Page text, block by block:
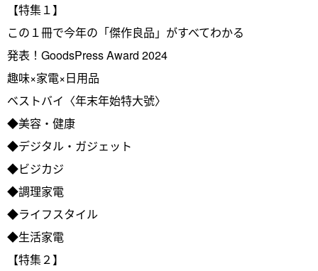
【特集１】
この１冊で今年の「傑作良品」がすべてわかる
発表！GoodsPress Award 2024
趣味×家電×日用品
ベストバイ〈年末年始特大號〉
◆美容・健康
◆デジタル・ガジェット
◆ビジカジ
◆調理家電
◆ライフスタイル
◆生活家電
【特集２】